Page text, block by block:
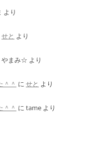
より
せと より
やまみ☆ より
＾ に せと より
＾ に tame より